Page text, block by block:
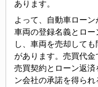
あります。
よって、自動車ロー
車両の登録名義とロ
し、車両を売却して
があります。売買代金
売買契約とローン返
ン会社の承諾を得られ